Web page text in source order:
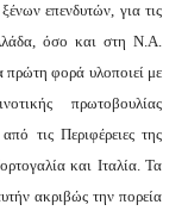
επενδυτών, για τις
όσο και στη Ν.Α.
πρώτη φορά υλοποιεί με
πρωτοβουλίας
τις Περιφέρειες της
και Ιταλία. Τα
ακριβώς την πορεία